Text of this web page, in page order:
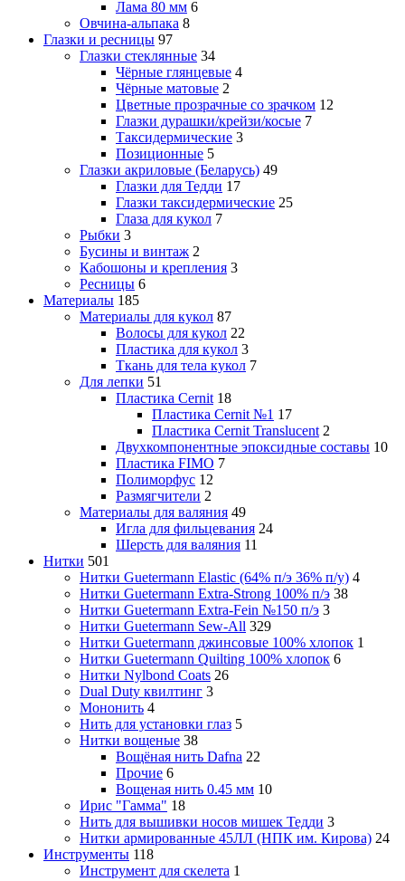
Лама 80 мм 6
Овчина-альпака 8
Глазки и ресницы 97
Глазки стеклянные 34
Чёрные глянцевые 4
Чёрные матовые 2
Цветные прозрачные со зрачком 12
Глазки дурашки/крейзи/косые 7
Таксидермические 3
Позиционные 5
Глазки акриловые (Беларусь) 49
Глазки для Тедди 17
Глазки таксидермические 25
Глаза для кукол 7
Рыбки 3
Бусины и винтаж 2
Кабошоны и крепления 3
Ресницы 6
Материалы 185
Материалы для кукол 87
Волосы для кукол 22
Пластика для кукол 3
Ткань для тела кукол 7
Для лепки 51
Пластика Cernit 18
Пластика Cernit №1 17
Пластика Cernit Translucent 2
Двухкомпонентные эпоксидные составы 10
Пластика FIMO 7
Полиморфус 12
Размягчители 2
Материалы для валяния 49
Игла для фильцевания 24
Шерсть для валяния 11
Нитки 501
Нитки Guetermann Elastic (64% п/э 36% п/у) 4
Нитки Guetermann Extra-Strong 100% п/э 38
Нитки Guetermann Extra-Fein №150 п/э 3
Нитки Guetermann Sew-All 329
Нитки Guetermann джинсовые 100% хлопок 1
Нитки Guetermann Quilting 100% хлопок 6
Нитки Nylbond Coats 26
Dual Duty квилтинг 3
Мононить 4
Нить для установки глаз 5
Нитки вощеные 38
Вощёная нить Dafna 22
Прочие 6
Вощеная нить 0.45 мм 10
Ирис "Гамма" 18
Нить для вышивки носов мишек Тедди 3
Нитки армированные 45ЛЛ (НПК им. Кирова) 24
Инструменты 118
Инструмент для скелета 1